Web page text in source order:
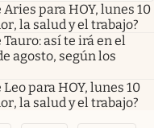
para HOY, lunes 10
la salud y el trabajo?
así te irá en el
agosto, según los
para HOY, lunes 10
la salud y el trabajo?